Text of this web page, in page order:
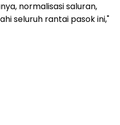
normalisasi saluran,
seluruh rantai pasok ini,"